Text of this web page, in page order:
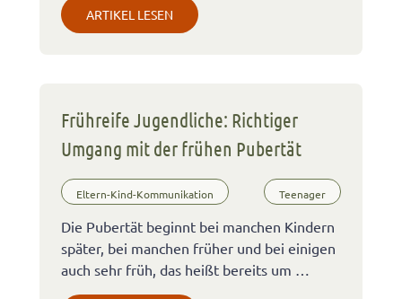
ARTIKEL LESEN
Frühreife Jugendliche: Richtiger
Umgang mit der frühen Pubertät
Eltern-Kind-Kommunikation Teenager
Die Pubertät beginnt bei manchen Kindern
später, bei manchen früher und bei einigen
auch sehr früh, das heißt bereits um …